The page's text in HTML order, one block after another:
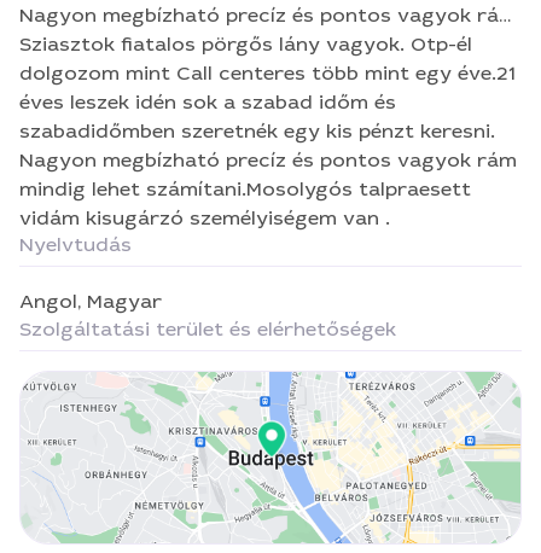
Nagyon megbízható precíz és pontos vagyok rám
mindig lehet számítani.Mosolygós talpraesett
vidám kisugárzó személyiségem van .
Sziasztok fiatalos pörgős lány vagyok. Otp-él
dolgozom mint Call centeres több mint egy éve.21
éves leszek idén sok a szabad időm és
szabadidőmben szeretnék egy kis pénzt keresni.
Nagyon megbízható precíz és pontos vagyok rám
mindig lehet számítani.Mosolygós talpraesett
vidám kisugárzó személyiségem van .
Nyelvtudás
Angol, Magyar
Szolgáltatási terület és elérhetőségek